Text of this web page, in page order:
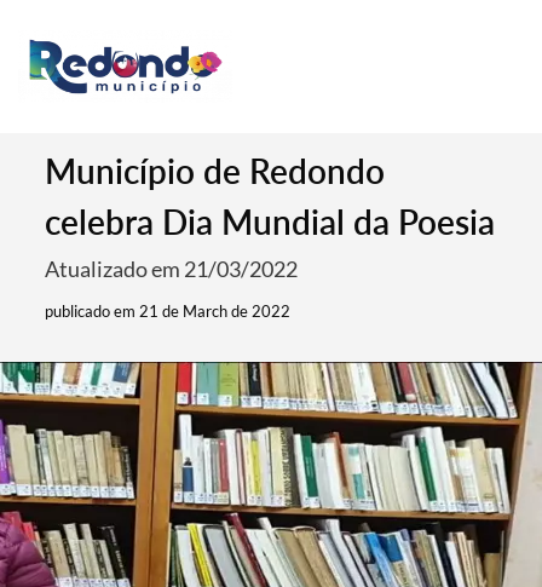
Município de Redondo
celebra Dia Mundial da Poesia
Atualizado em 21/03/2022
publicado em 21 de March de 2022